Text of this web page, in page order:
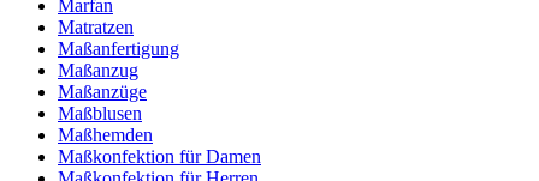
Marfan
Matratzen
Maßanfertigung
Maßanzug
Maßanzüge
Maßblusen
Maßhemden
Maßkonfektion für Damen